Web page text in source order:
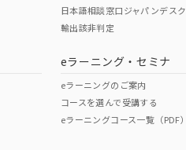
O
日本語相談窓口ジャパンデスク
輸出該非判定
eラーニング・セミナ
eラーニングのご案内
コースを選んで受講する
eラーニングコース一覧（PDF）